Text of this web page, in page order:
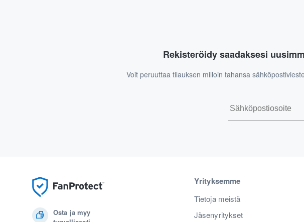
Rekisteröidy saadaksesi
Voit peruuttaa tilauksen milloin tahansa
Osta ja myy
Yrityksemme
Tietoja meistä
Jäsenyritykset